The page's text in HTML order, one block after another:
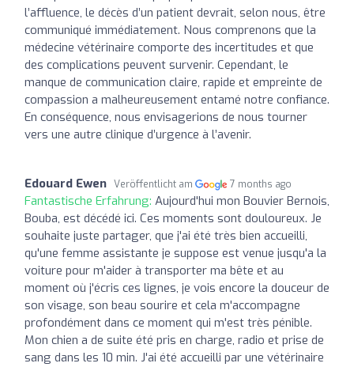
l’affluence, le décès d’un patient devrait, selon nous, être
communiqué immédiatement. Nous comprenons que la
médecine vétérinaire comporte des incertitudes et que
des complications peuvent survenir. Cependant, le
manque de communication claire, rapide et empreinte de
compassion a malheureusement entamé notre confiance.
En conséquence, nous envisagerions de nous tourner
vers une autre clinique d’urgence à l’avenir.
Edouard Ewen Veröffentlicht am 7 months ago
Fantastische Erfahrung: Aujourd'hui mon Bouvier Bernois,
Bouba, est décédé ici. Ces moments sont douloureux. Je
souhaite juste partager, que j'ai été très bien accueilli,
qu'une femme assistante je suppose est venue jusqu'a la
voiture pour m'aider à transporter ma bête et au
moment où j'écris ces lignes, je vois encore la douceur de
son visage, son beau sourire et cela m'accompagne
profondément dans ce moment qui m'est très pénible.
Mon chien a de suite été pris en charge, radio et prise de
sang dans les 10 min. J'ai été accueilli par une vétérinaire